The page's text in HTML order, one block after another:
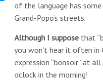
of the language has
Grand-Popo’s streets.
Although I suppose that
you won’t hear it often in
expression “bonsoir” at
o’clock in the morning!